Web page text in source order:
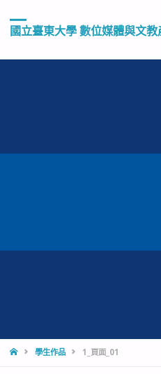
國立臺東大學 數位媒體與文教
HOME學生作品 1_頁面_01